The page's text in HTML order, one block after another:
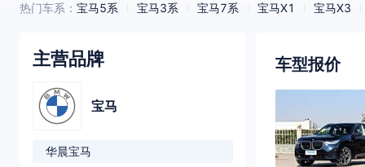
热门车系： 宝马5系 宝马3系 宝马7系 宝马X1 宝马X3
主营品牌
宝马
华晨宝马
车型报价